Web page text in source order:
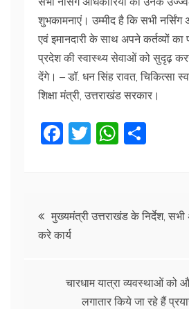
शुभकामनाएं। उम्मीद है कि सभी नर्सिंग
एवं इमानदारी के साथ अपने कर्तव्यों
प्रदेश की स्वास्थ्य सेवाओं को सुदृढ़
देंगे। – डॉ. धन सिंह रावत, चिकित्सा
शिक्षा मंत्री, उत्तराखंड सरकार।
F
b
o
k
T
W
A
Post
navigation
मुख्यमंत्री उत्तराखंड के निर्देश,
करे कार्य
चारधाम यात्रा व्यवस्थाओं को
लगातार किये जा रहे हैं